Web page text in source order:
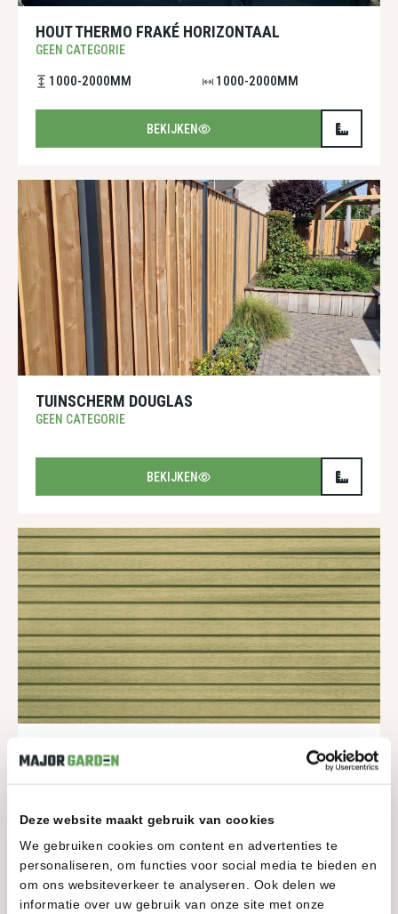
Deze website maakt gebruik van cookies
We gebruiken cookies om content en advertenties te
personaliseren, om functies voor social media te bieden en
om ons websiteverkeer te analyseren. Ook delen we
informatie over uw gebruik van onze site met onze
HOUT THERMO FRAKÉ HORIZONTAAL
GEEN CATEGORIE
1000-2000MM 1000-2000MM
BEKIJKEN
TUINSCHERM DOUGLAS
GEEN CATEGORIE
BEKIJKEN
COMPOSIET HORIZONTAAL CEDAR 4CM PLANK
GEEN CATEGORIE
BEKIJKEN